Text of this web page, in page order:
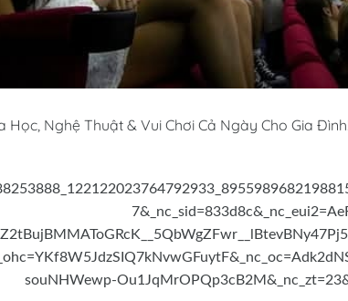
Học, Nghệ Thuật & Vui Chơi Cả Ngày Cho Gia Đình!